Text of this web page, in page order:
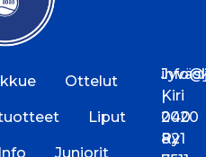
Ottelut
Liput
Info Juniorit
Kiri
2020
Ry
|
040
821